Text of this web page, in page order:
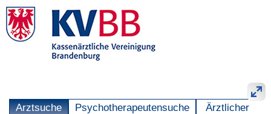
Arztsuche Psychotherapeutensuche
Ärztlicher